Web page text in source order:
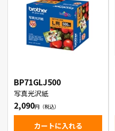
BP71GLJ500
写真光沢紙
2,090
カートに入れる